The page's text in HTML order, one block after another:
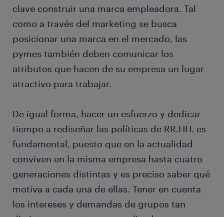
clave construir una marca empleadora. Tal
como a través del marketing se busca
posicionar una marca en el mercado, las
pymes también deben comunicar los
atributos que hacen de su empresa un lugar
atractivo para trabajar.
De igual forma, hacer un esfuerzo y dedicar
tiempo a rediseñar las políticas de RR.HH. es
fundamental, puesto que en la actualidad
conviven en la misma empresa hasta cuatro
generaciones distintas y es preciso saber qué
motiva a cada una de ellas. Tener en cuenta
los intereses y demandas de grupos tan